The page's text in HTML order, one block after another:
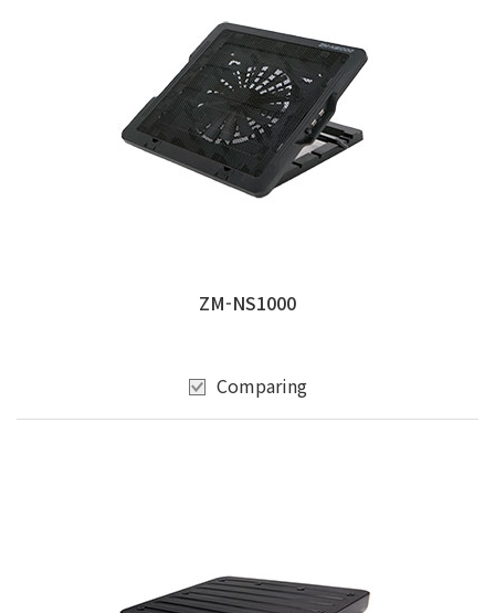
ZM-NS1000
Comparing